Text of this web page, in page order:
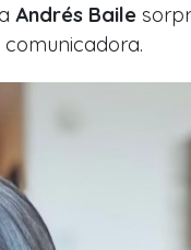
Andrés Baile